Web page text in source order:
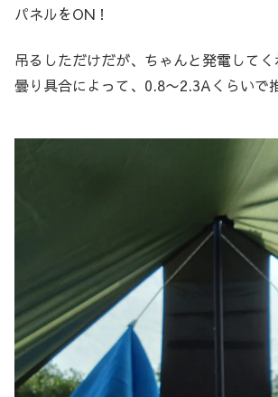
パネルをON！
吊るしただけだが、ちゃんと発電してく
曇り具合によって、0.8〜2.3Aくらいで